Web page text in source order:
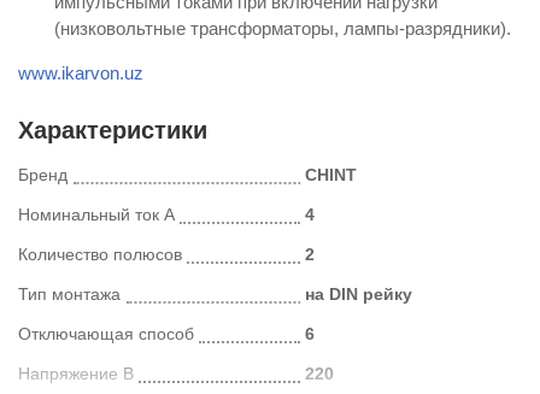
(низковольтные трансформаторы, лампы-разрядники).
www.ikarvon.uz
Характеристики
Бренд CHINT
Номинальный ток А 4
Количество полюсов 2
Тип монтажа на DIN рейку
Отключающая способ 6
Напряжение В 220